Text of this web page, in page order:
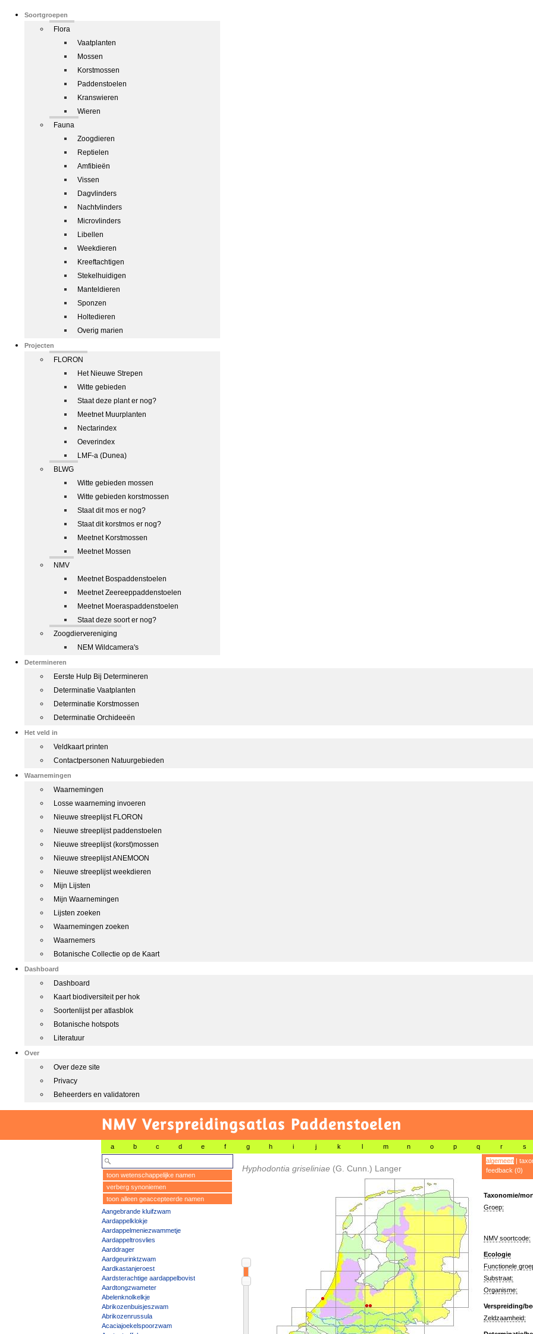
Soortgroepen
Flora
Vaatplanten
Mossen
Korstmossen
Paddenstoelen
Kranswieren
Wieren
Fauna
Zoogdieren
Reptielen
Amfibieën
Vissen
Dagvlinders
Nachtvlinders
Microvlinders
Libellen
Weekdieren
Kreeftachtigen
Stekelhuidigen
Manteldieren
Sponzen
Holtedieren
Overig marien
Projecten
FLORON
Het Nieuwe Strepen
Witte gebieden
Staat deze plant er nog?
Meetnet Muurplanten
Nectarindex
Oeverindex
LMF-a (Dunea)
BLWG
Witte gebieden mossen
Witte gebieden korstmossen
Staat dit mos er nog?
Staat dit korstmos er nog?
Meetnet Korstmossen
Meetnet Mossen
NMV
Meetnet Bospaddenstoelen
Meetnet Zeereeppaddenstoelen
Meetnet Moeraspaddenstoelen
Staat deze soort er nog?
Zoogdiervereniging
NEM Wildcamera's
Determineren
Eerste Hulp Bij Determineren
Determinatie Vaatplanten
Determinatie Korstmossen
Determinatie Orchideeën
Het veld in
Veldkaart printen
Contactpersonen Natuurgebieden
Waarnemingen
Waarnemingen
Losse waarneming invoeren
Nieuwe streeplijst FLORON
Nieuwe streeplijst paddenstoelen
Nieuwe streeplijst (korst)mossen
Nieuwe streeplijst ANEMOON
Nieuwe streeplijst weekdieren
Mijn Lijsten
Mijn Waarnemingen
Lijsten zoeken
Waarnemingen zoeken
Waarnemers
Botanische Collectie op de Kaart
Dashboard
Dashboard
Kaart biodiversiteit per hok
Soortenlijst per atlasblok
Botanische hotspots
Literatuur
Over
Over deze site
Privacy
Beheerders en validatoren
NMV Verspreidingsatlas Paddenstoelen
a b c d e f g h i j k l m n o p q r s
toon wetenschappelijke namen
verberg synoniemen
toon alleen geaccepteerde namen
Aangebrande kluifzwam
Aardappelklokje
Aardappelmeniezwammetje
Aardappeltrosvlies
Aarddrager
Aardgeurinktzwam
Aardkastanjeroest
Aardsterachtige aardappelbovist
Aardtongzwameter
Abelenknolkelkje
Abrikozenbuisjeszwam
Abrikozenrussula
Acaciajoekelspoorzwam
Hyphodontia griseliniae (G. Cunn.) Langer
algemeen|
feedback (0)
Taxonomie/
Groep:
NMV soortcode:
Ecologie
Functionele
Substraat:
Organisme:
Verspreiding/
Zeldzaamheid: